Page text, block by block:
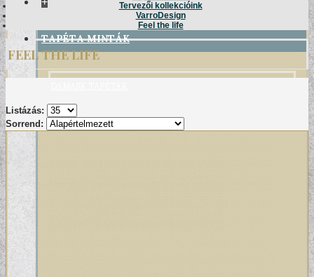
TAPÉTA MINTÁK
DAMASK TAPÉTÁK
Tervezői kollekcióink
VarroDesign
Feel the life
FEEL THE LIFE
Listázás:
Sorrend: